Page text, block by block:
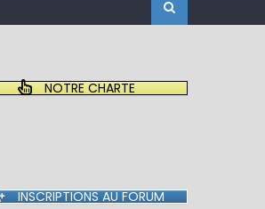
NOTRE CHARTE
INSCRIPTIONS AU FORUM